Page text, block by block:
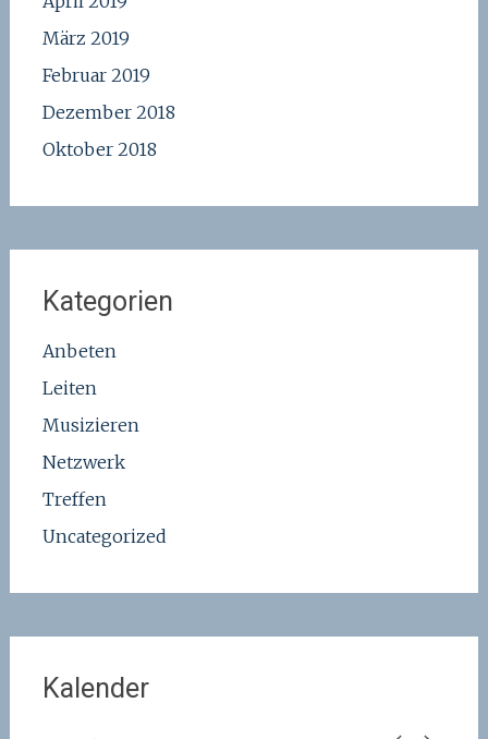
März 2019
Februar 2019
Dezember 2018
Oktober 2018
Kategorien
Anbeten
Leiten
Musizieren
Netzwerk
Treffen
Uncategorized
Kalender